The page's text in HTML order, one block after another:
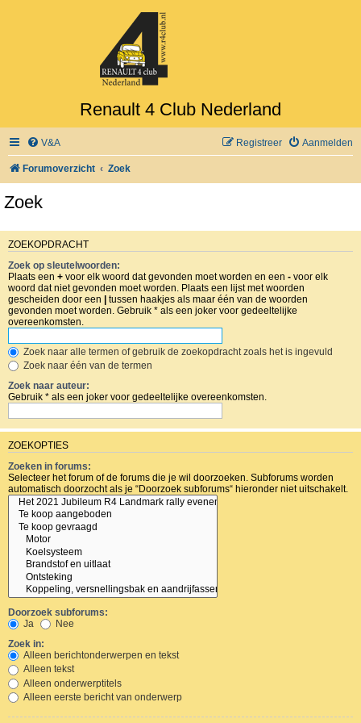
Renault 4 Club Nederland
V&A Aanmelden
Registreer
Forumoverzicht Zoek
Zoek
ZOEKOPDRACHT
Zoek op sleutelwoorden:
Plaats een + voor elk woord dat gevonden moet worden en een - voor elk
woord dat niet gevonden moet worden. Plaats een lijst met woorden
gescheiden door een | tussen haakjes als maar één van de woorden
gevonden moet worden. Gebruik * als een joker voor gedeeltelijke
overeenkomsten.
Zoek naar alle termen of gebruik de zoekopdracht zoals het is ingevuld
Zoek naar één van de termen
Zoek naar auteur:
Gebruik * als een joker voor gedeeltelijke overeenkomsten.
ZOEKOPTIES
Zoeken in forums:
Selecteer het forum of de forums die je wil doorzoeken. Subforums worden
automatisch doorzocht als je “Doorzoek subforums“ hieronder niet uitschakelt.
Doorzoek subforums:
Ja
Nee
Zoek in:
Alleen berichtonderwerpen en tekst
Alleen tekst
Alleen onderwerptitels
Alleen eerste bericht van onderwerp